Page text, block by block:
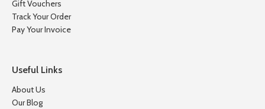
Gift Vouchers
Track Your Order
Pay Your Invoice
Useful Links
About Us
Our Blog